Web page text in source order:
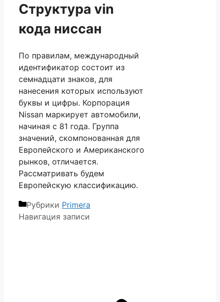
Структура vin
кода ниссан
По правилам, международный
идентификатор состоит из
семнадцати знаков, для
нанесения которых используют
буквы и цифры. Корпорация
Nissan маркирует автомобили,
начиная с 81 года. Группа
значений, скомпонованная для
Европейского и Американского
рынков, отличается.
Рассматривать будем
Европейскую классификацию.
Рубрики Primera
Навигация записи